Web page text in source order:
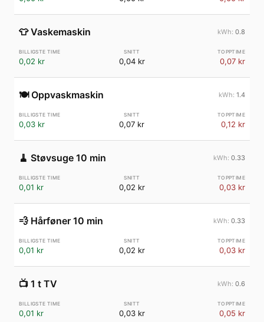
👕 Vaskemaskin 0.8
0,02 kr 0,04 kr 0,07 kr
🍽️ Oppvaskmaskin 1.4
0,03 kr 0,07 kr 0,12 kr
🧹 Støvsuge 10 min 0.33
0,01 kr 0,02 kr 0,03 kr
💨 Hårføner 10 min 0.33
0,01 kr 0,02 kr 0,03 kr
📺 1 t TV 0.6
0,01 kr 0,03 kr 0,05 kr